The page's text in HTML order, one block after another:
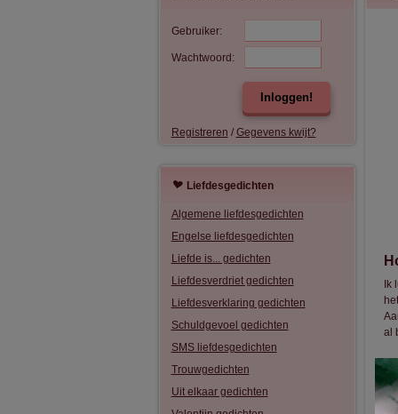
Gebruiker:
Wachtwoord:
Inloggen!
Registreren / Gegevens kwijt?
Liefdesgedichten
Algemene liefdesgedichten
Engelse liefdesgedichten
Liefde is... gedichten
Liefdesverdriet gedichten
Liefdesverklaring gedichten
Schuldgevoel gedichten
SMS liefdesgedichten
Trouwgedichten
Uit elkaar gedichten
al
Ik